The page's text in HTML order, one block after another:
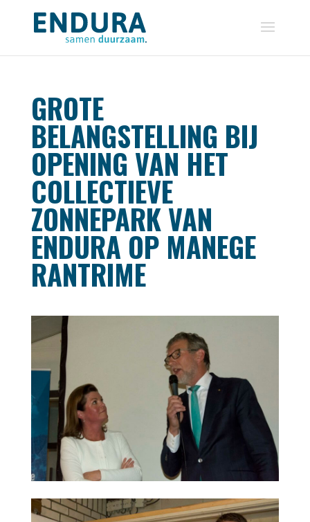
GROTE
BELANGSTELLING BIJ
OPENING VAN HET
COLLECTIEVE
ZONNEPARK VAN
ENDURA OP MANEGE
RANTRIME